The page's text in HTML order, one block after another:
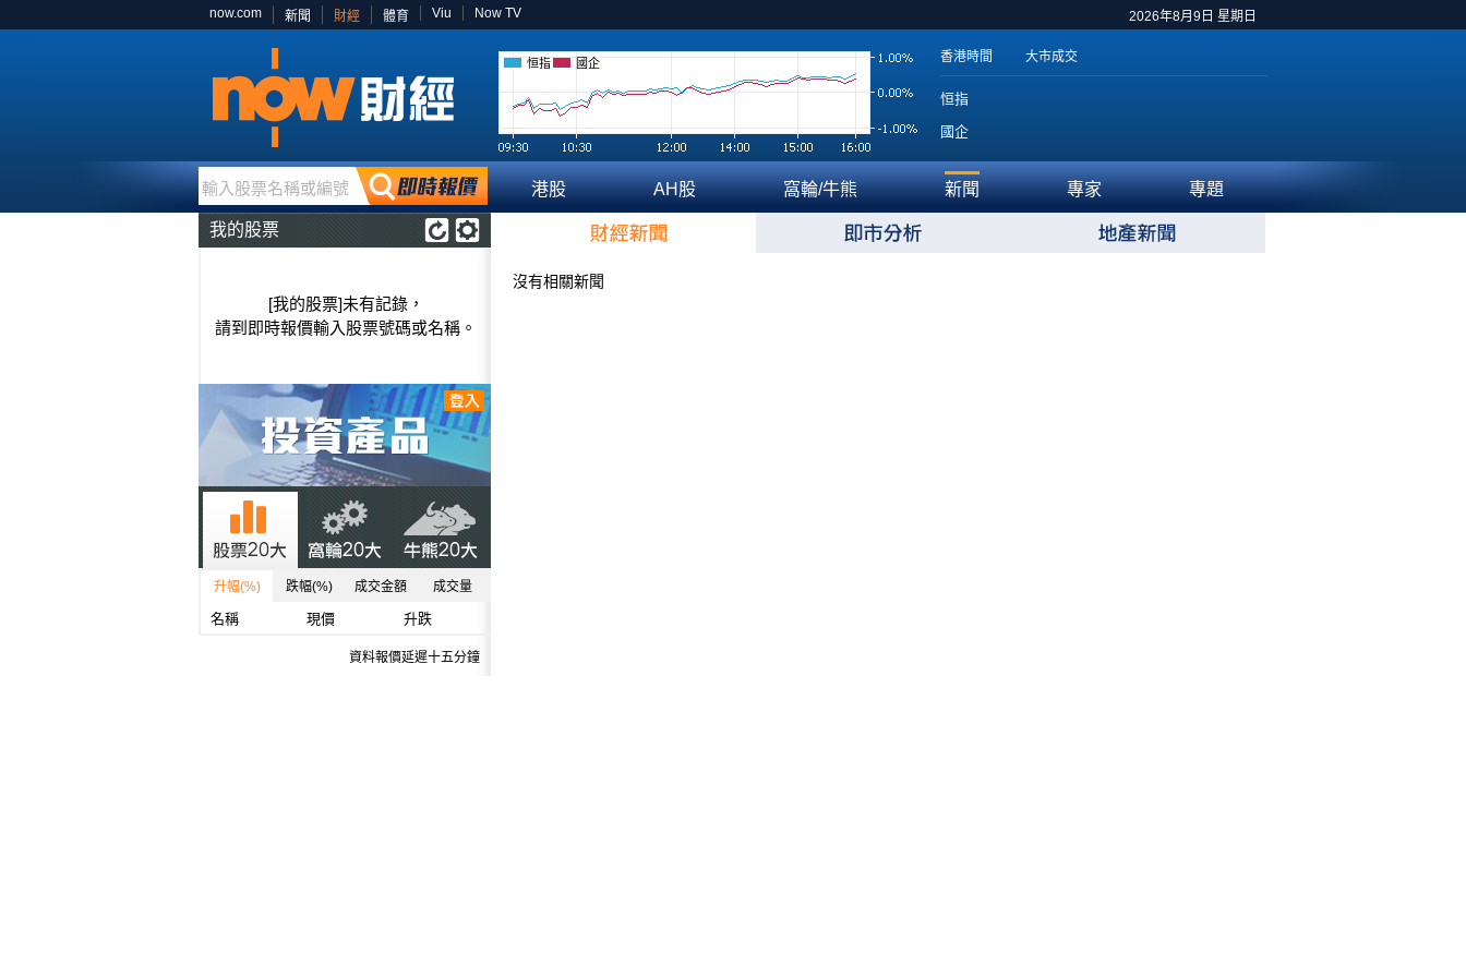
2026年8月9日 星期日
now.com 新聞 財經 體育 Viu Now TV
恒指 國企 香港時間 大市成交
恒指
國企
輸入股票名稱或編號 港股 AH股 窩輪/牛熊 新聞 專家 專題
我的股票
[我的股票]未有記錄，
請到即時報價輸入股票號碼或名稱。
升幅(%) 跌幅(%) 成交金額 成交量
名稱 現價 升跌
資料報價延遲十五分鐘
沒有相關新聞